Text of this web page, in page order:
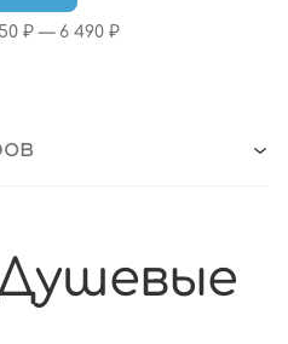
₽— 6 490 ₽